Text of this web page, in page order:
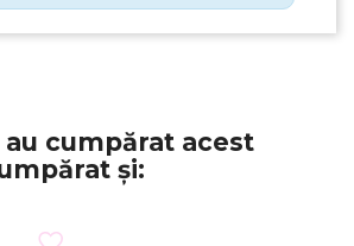
cumpărat acest
și: